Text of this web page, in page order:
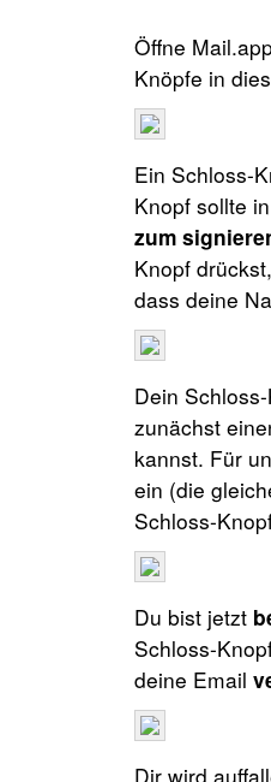
Öffne
Knöpfe in
Ein Schloss-
Knopf sollte
zum
Knopf
dass deine
Dein
zunächst
kannst. Für
ein (die
Schloss-
Du bist jetzt
Schloss-
deine Email
Dir wird